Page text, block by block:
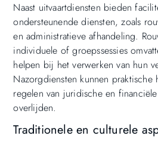
Naast uitvaartdiensten bieden
ondersteunende diensten, zoals
en administratieve afhandeling.
individuele of groepssessies
helpen bij het verwerken van hun
Nazorgdiensten kunnen
regelen van juridische en
overlijden.
Traditionele en culturele